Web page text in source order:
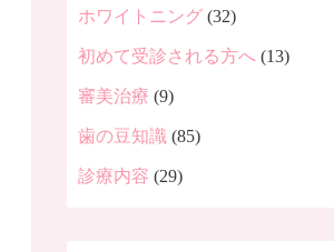
ホワイトニング (32)
初めて受診される方へ (13)
審美治療 (9)
歯の豆知識 (85)
診療内容 (29)